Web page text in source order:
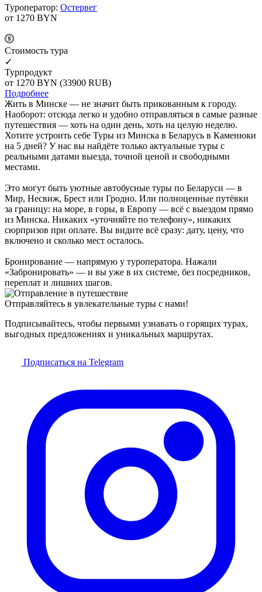
Туроператор: Остервег
от 1270 BYN
Cтоимость тура
✓
Турпродукт
от 1270 BYN (33900 RUB)
Подробнее
Жить в Минске — не значит быть прикованным к городу.
Наоборот: отсюда легко и удобно отправляться в самые разные
путешествия — хоть на один день, хоть на целую неделю.
Хотите устроить себе Туры из Минска в Беларусь в Каменюки
на 5 дней? У нас вы найдёте только актуальные туры с
реальными датами выезда, точной ценой и свободными
местами.
Это могут быть уютные автобусные туры по Беларуси — в
Мир, Несвиж, Брест или Гродно. Или полноценные путёвки
за границу: на море, в горы, в Европу — всё с выездом прямо
из Минска. Никаких «уточняйте по телефону», никаких
сюрпризов при оплате. Вы видите всё сразу: дату, цену, что
включено и сколько мест осталось.
Бронирование — напрямую у туроператора. Нажали
«Забронировать» — и вы уже в их системе, без посредников,
переплат и лишних шагов.
Отправляйтесь в увлекательные туры с нами!
Подписывайтесь, чтобы первыми узнавать о горящих турах,
выгодных предложениях и уникальных маршрутах.
Подписаться на Telegram